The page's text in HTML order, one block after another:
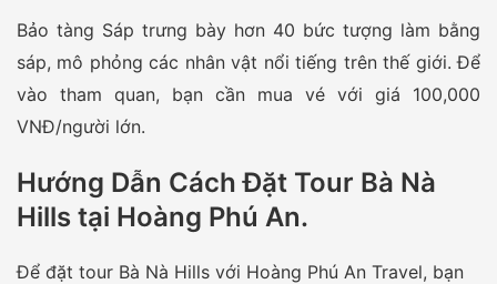
Bảo tàng Sáp trưng bày hơn 40 bức tượng làm bằng
sáp, mô phỏng các nhân vật nổi tiếng trên thế giới. Để
vào tham quan, bạn cần mua vé với giá 100,000
VNĐ/người lớn.
Hướng Dẫn Cách Đặt Tour Bà Nà
Hills tại Hoàng Phú An.
Để đặt tour Bà Nà Hills với Hoàng Phú An Travel, bạn